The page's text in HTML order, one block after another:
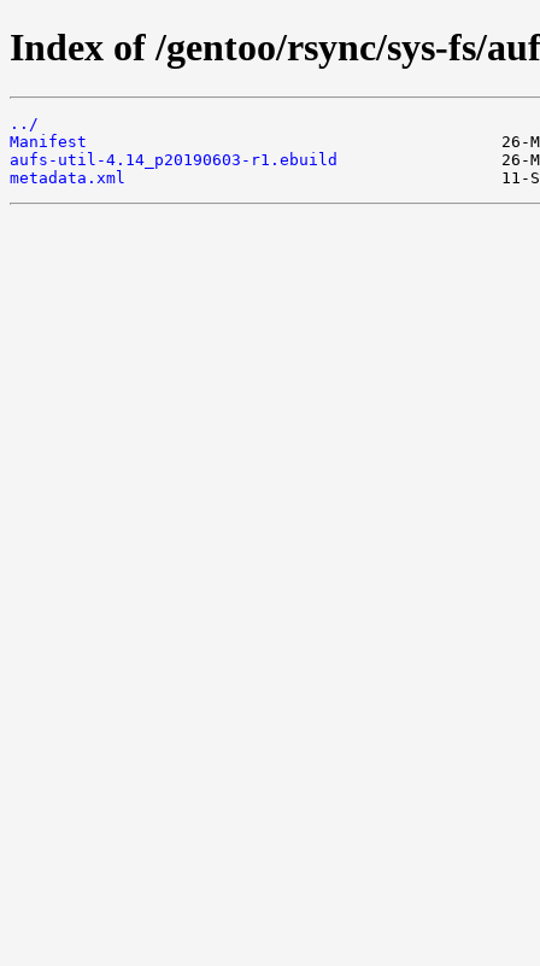
Index of /gentoo/rsync/sys-fs/
../
Manifest
aufs-util-4.14_p20190603-r1.ebuild
metadata.xml